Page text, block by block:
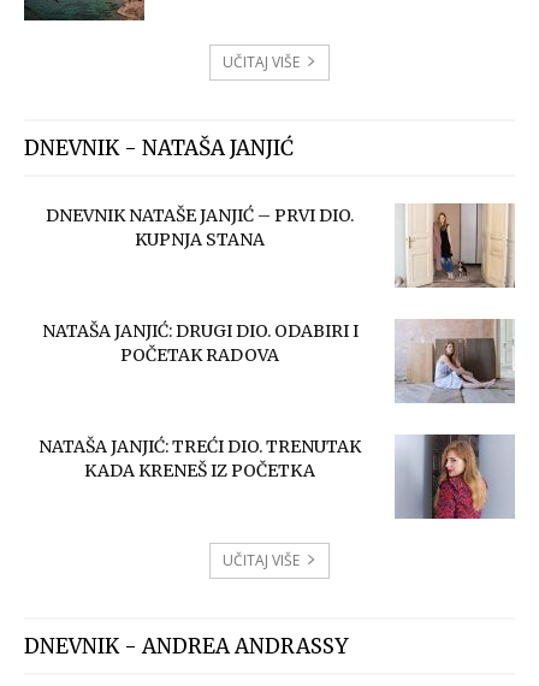
UČITAJ VIŠE
DNEVNIK - NATAŠA JANJIĆ
DNEVNIK NATAŠE JANJIĆ – PRVI DIO.
KUPNJA STANA
NATAŠA JANJIĆ: DRUGI DIO. ODABIRI I
POČETAK RADOVA
NATAŠA JANJIĆ: TREĆI DIO. TRENUTAK
KADA KRENEŠ IZ POČETKA
UČITAJ VIŠE
DNEVNIK - ANDREA ANDRASSY